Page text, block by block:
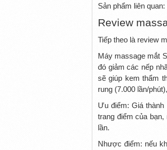
Sản phẩm liên quan:
Review
Tiếp theo là review
Máy massage mắt
đó giảm các nếp
sẽ giúp kem thẩm
rung (7.000 lần/
Ưu điểm: Giá
trang điểm của
lần.
Nhược điểm: nếu